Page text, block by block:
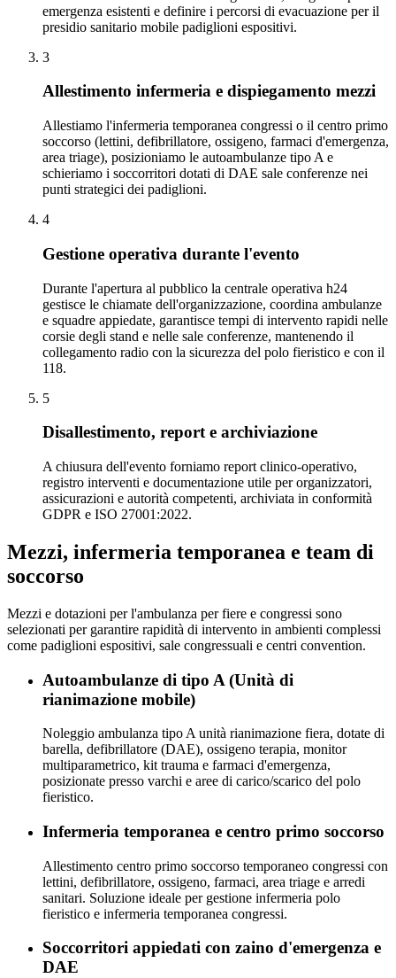
emergenza esistenti e definire i percorsi di evacuazione per il
presidio sanitario mobile padiglioni espositivi.
3
Allestimento infermeria e dispiegamento mezzi
Allestiamo l'infermeria temporanea congressi o il centro primo
soccorso (lettini, defibrillatore, ossigeno, farmaci d'emergenza,
area triage), posizioniamo le autoambulanze tipo A e
schieriamo i soccorritori dotati di DAE sale conferenze nei
punti strategici dei padiglioni.
4
Gestione operativa durante l'evento
Durante l'apertura al pubblico la centrale operativa h24
gestisce le chiamate dell'organizzazione, coordina ambulanze
e squadre appiedate, garantisce tempi di intervento rapidi nelle
corsie degli stand e nelle sale conferenze, mantenendo il
collegamento radio con la sicurezza del polo fieristico e con il
118.
5
Disallestimento, report e archiviazione
A chiusura dell'evento forniamo report clinico-operativo,
registro interventi e documentazione utile per organizzatori,
assicurazioni e autorità competenti, archiviata in conformità
GDPR e ISO 27001:2022.
Mezzi, infermeria temporanea e team di
soccorso
Mezzi e dotazioni per l'ambulanza per fiere e congressi sono
selezionati per garantire rapidità di intervento in ambienti complessi
come padiglioni espositivi, sale congressuali e centri convention.
Autoambulanze di tipo A (Unità di
rianimazione mobile)
Noleggio ambulanza tipo A unità rianimazione fiera, dotate di
barella, defibrillatore (DAE), ossigeno terapia, monitor
multiparametrico, kit trauma e farmaci d'emergenza,
posizionate presso varchi e aree di carico/scarico del polo
fieristico.
Infermeria temporanea e centro primo soccorso
Allestimento centro primo soccorso temporaneo congressi con
lettini, defibrillatore, ossigeno, farmaci, area triage e arredi
sanitari. Soluzione ideale per gestione infermeria polo
fieristico e infermeria temporanea congressi.
Soccorritori appiedati con zaino d'emergenza e
DAE